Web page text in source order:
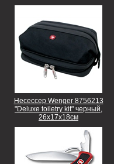
Несессер Wenger 8756213
"Deluxe toiletry kit" черный,
26х17х18см